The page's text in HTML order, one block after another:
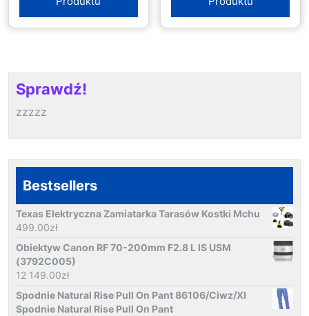
Sprawdź!
zzzzz
Bestsellers
Texas Elektryczna Zamiatarka Tarasów Kostki Mchu
499.00zł
Obiektyw Canon RF 70-200mm F2.8 L IS USM
(3792C005)
12 149.00zł
Spodnie Natural Rise Pull On Pant 86106/Ciwz/Xl
Spodnie Natural Rise Pull On Pant